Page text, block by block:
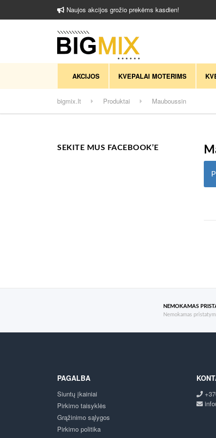
Naujos akcijos grožio prekėms kasdien!
AKCIJOS KVEPALAI MOTERIMS
bigmix.lt Produktai Mauboussin
SEKITE MUS FACEBOOK’E
NEMOKAMAS
Nemokamas
PAGALBA
Siuntų įkainiai
Pirkimo taisyklės
Grąžinimo sąlygos
Pirkimo politika